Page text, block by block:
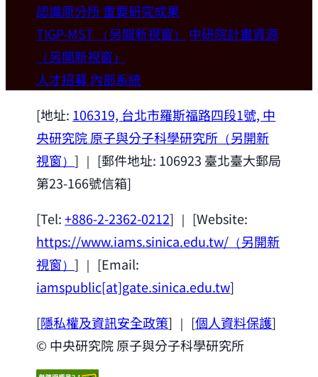
Welcome
歡迎本所新聘合聘研究員陳俊維特聘教授
(國立台灣大學材料科學與工程學系)。
2026-07-14
認識原分所重要研究成果
TIGP-MST （另開新視窗）
中研院計畫資源
（另開新視窗）
人才招募 內部系統
[地址: 106319, 台北市羅斯福路四段1號, 中
央研究院 原子與分子科學研究所 （另開新
視窗）] ｜ [郵件地址: 106923 臺北臺大郵局
第23-166號信箱]
[Tel:+886-2-2362-0212] ｜ [Website:
https://www.iams.sinica.edu.tw/ （另開新
視窗）] ｜ [Email:
iamspublic[at]gate.sinica.edu.tw]
[隱私權及資訊安全政策] ｜ [個人資料保護]
© 中央研究院 原子與分子科學研究所